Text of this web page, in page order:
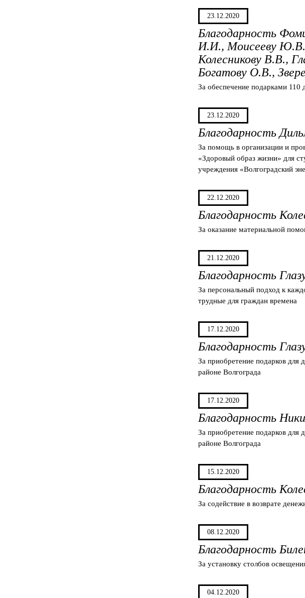
23.12.2020
Благодарность
И.И., Моисееву
Колесникову В.В.,
Богатову О.В.,
За обеспечение подарками 110
23.12.2020
Благодарность
За помощь в организации и
«Здоровый образ жизни» для
учреждения «Волгоградский
22.12.2020
Благодарность
За оказание материальной
21.12.2020
Благодарность
За персональный подход к
трудные для граждан времена
17.12.2020
Благодарность
За приобретение подарков
районе Волгограда
17.12.2020
Благодарность
За приобретение подарков
районе Волгограда
15.12.2020
Благодарность
За содействие в возврате
08.12.2020
Благодарность
За установку столбов
04.12.2020